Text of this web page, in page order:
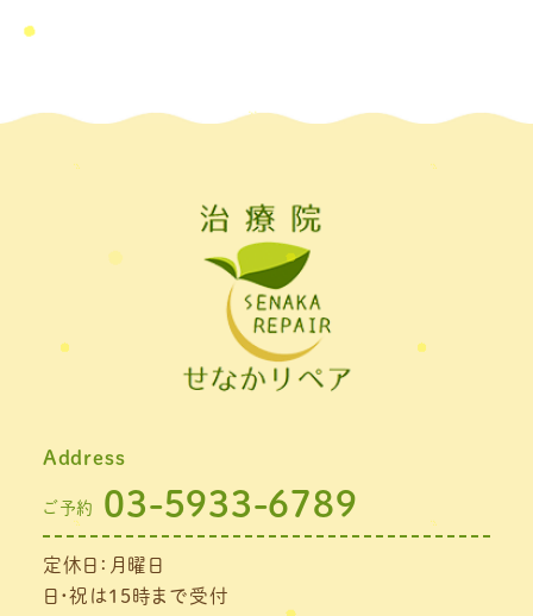
Address
ご予約 03-5933-6789
定休日：月曜日
日・祝は15時まで受付